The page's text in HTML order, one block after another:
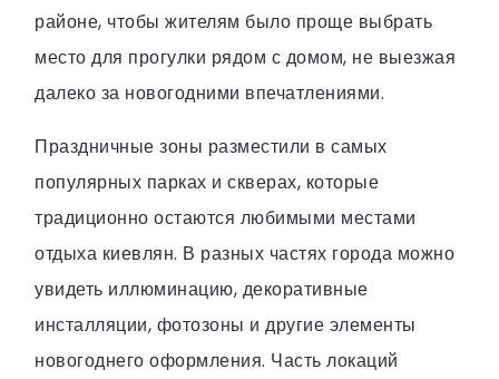
районе, чтобы жителям было проще выбрать
место для прогулки рядом с домом, не выезжая
далеко за новогодними впечатлениями.
Праздничные зоны разместили в самых
популярных парках и скверах, которые
традиционно остаются любимыми местами
отдыха киевлян. В разных частях города можно
увидеть иллюминацию, декоративные
инсталляции, фотозоны и другие элементы
новогоднего оформления. Часть локаций